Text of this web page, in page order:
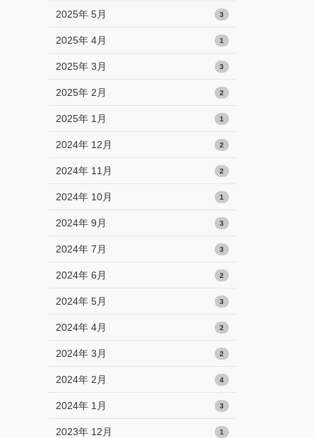
2025年 5月 3
2025年 4月 1
2025年 3月 3
2025年 2月 2
2025年 1月 1
2024年 12月 2
2024年 11月 2
2024年 10月 1
2024年 9月 3
2024年 7月 3
2024年 6月 2
2024年 5月 3
2024年 4月 2
2024年 3月 2
2024年 2月 4
2024年 1月 3
2023年 12月 1